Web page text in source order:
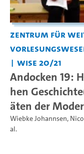
Zentrum für
WiSe 20/21
Andocken 19:
hen
äten der
Wiebke Johannsen,
al.